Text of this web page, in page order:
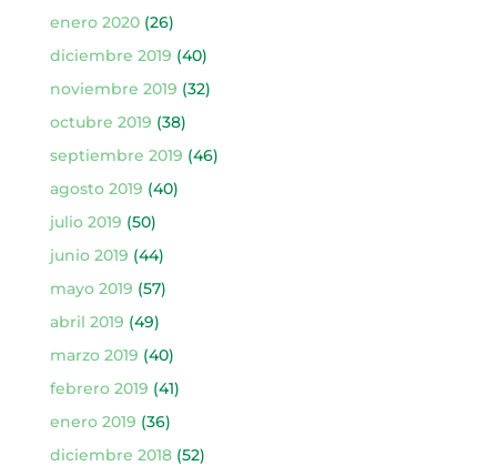
enero 2020(26)
diciembre 2019 (40)
noviembre 2019 (32)
octubre 2019 (38)
septiembre 2019 (46)
agosto 2019 (40)
julio 2019 (50)
junio 2019 (44)
mayo 2019 (57)
abril 2019 (49)
marzo 2019 (40)
febrero 2019 (41)
enero 2019 (36)
diciembre 2018(52)